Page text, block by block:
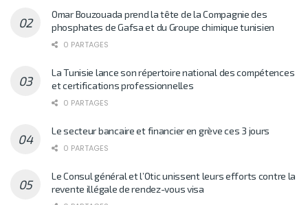
Omar Bouzouada prend la tête de la Compagnie des
phosphates de Gafsa et du Groupe chimique tunisien
0 PARTAGES
La Tunisie lance son répertoire national des compétences
et certifications professionnelles
0 PARTAGES
Le secteur bancaire et financier en grève ces 3 jours
0 PARTAGES
Le Consul général et l’Otic unissent leurs efforts contre la
revente illégale de rendez-vous visa